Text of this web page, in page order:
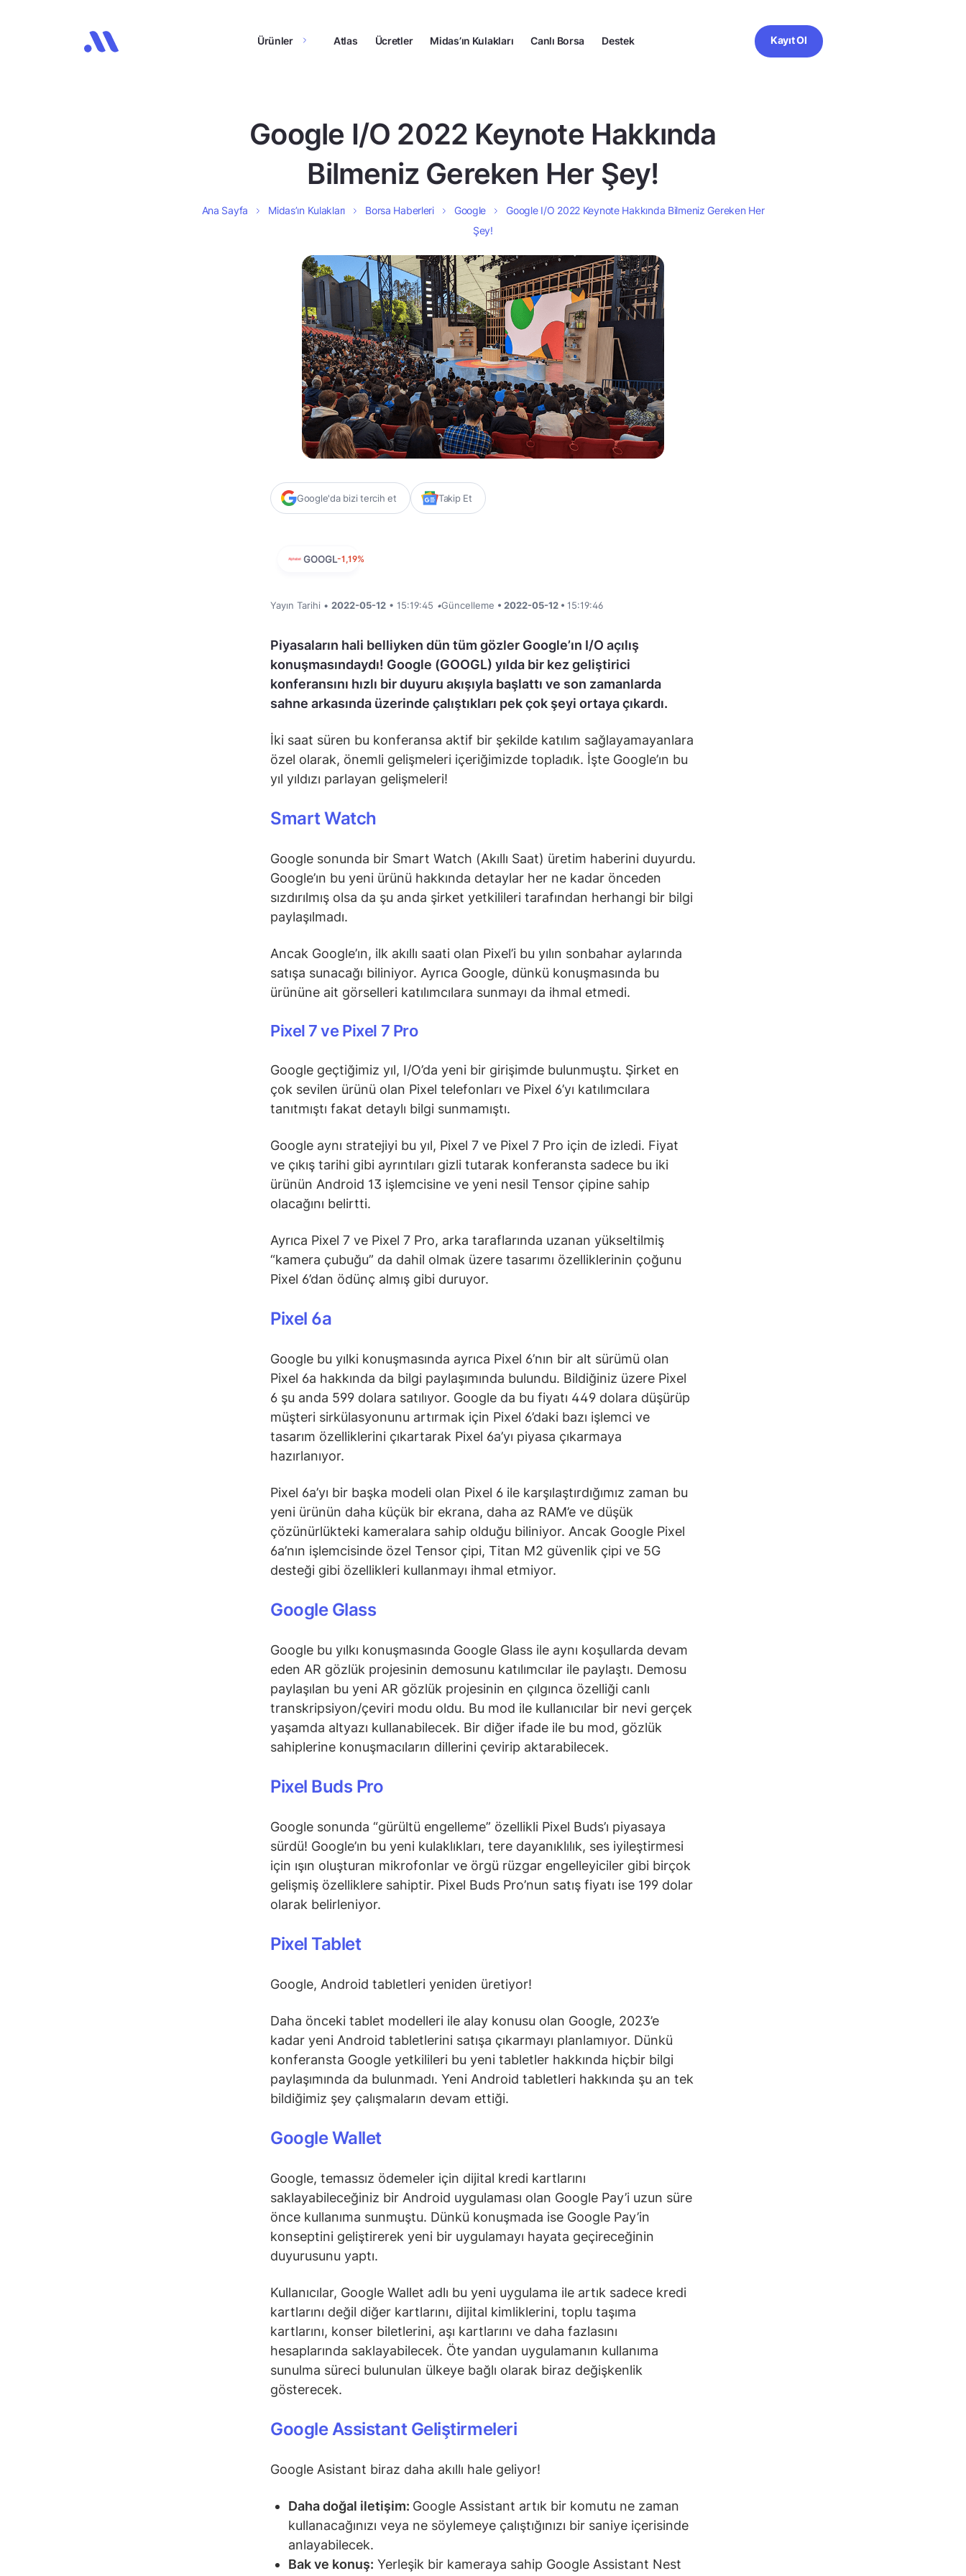
Ürünler Atlas Ücretler Midas’ın Kulakları Canlı Borsa Destek Kayıt Ol
Google I/O 2022 Keynote Hakkında
Bilmeniz Gereken Her Şey!
Ana Sayfa Midas’ın Kulakları Borsa Haberleri Google
Google I/O 2022 Keynote Hakkında Bilmeniz Gereken Her
Şey!
Google'da bizi tercih et Takip Et
GOOGL-1,19%
Yayın Tarihi • 2022-05-12 • 15:19:45 •Güncelleme • 2022-05-12 • 15:19:46
Piyasaların hali belliyken dün tüm gözler Google’ın I/O açılış
konuşmasındaydı! Google (GOOGL) yılda bir kez geliştirici
konferansını hızlı bir duyuru akışıyla başlattı ve son zamanlarda
sahne arkasında üzerinde çalıştıkları pek çok şeyi ortaya çıkardı.
İki saat süren bu konferansa aktif bir şekilde katılım sağlayamayanlara
özel olarak, önemli gelişmeleri içeriğimizde topladık. İşte Google’ın bu
yıl yıldızı parlayan gelişmeleri!
Smart Watch
Google sonunda bir Smart Watch (Akıllı Saat) üretim haberini duyurdu.
Google’ın bu yeni ürünü hakkında detaylar her ne kadar önceden
sızdırılmış olsa da şu anda şirket yetkilileri tarafından herhangi bir bilgi
paylaşılmadı.
Ancak Google’ın, ilk akıllı saati olan Pixel’i bu yılın sonbahar aylarında
satışa sunacağı biliniyor. Ayrıca Google, dünkü konuşmasında bu
ürününe ait görselleri katılımcılara sunmayı da ihmal etmedi.
Pixel 7 ve Pixel 7 Pro
Google geçtiğimiz yıl, I/O’da yeni bir girişimde bulunmuştu. Şirket en
çok sevilen ürünü olan Pixel telefonları ve Pixel 6’yı katılımcılara
tanıtmıştı fakat detaylı bilgi sunmamıştı.
Google aynı stratejiyi bu yıl, Pixel 7 ve Pixel 7 Pro için de izledi. Fiyat
ve çıkış tarihi gibi ayrıntıları gizli tutarak konferansta sadece bu iki
ürünün Android 13 işlemcisine ve yeni nesil Tensor çipine sahip
olacağını belirtti.
Ayrıca Pixel 7 ve Pixel 7 Pro, arka taraflarında uzanan yükseltilmiş
“kamera çubuğu” da dahil olmak üzere tasarımı özelliklerinin çoğunu
Pixel 6’dan ödünç almış gibi duruyor.
Pixel 6a
Google bu yılki konuşmasında ayrıca Pixel 6’nın bir alt sürümü olan
Pixel 6a hakkında da bilgi paylaşımında bulundu. Bildiğiniz üzere Pixel
6 şu anda 599 dolara satılıyor. Google da bu fiyatı 449 dolara düşürüp
müşteri sirkülasyonunu artırmak için Pixel 6’daki bazı işlemci ve
tasarım özelliklerini çıkartarak Pixel 6a’yı piyasa çıkarmaya
hazırlanıyor.
Pixel 6a’yı bir başka modeli olan Pixel 6 ile karşılaştırdığımız zaman bu
yeni ürünün daha küçük bir ekrana, daha az RAM’e ve düşük
çözünürlükteki kameralara sahip olduğu biliniyor. Ancak Google Pixel
6a’nın işlemcisinde özel Tensor çipi, Titan M2 güvenlik çipi ve 5G
desteği gibi özellikleri kullanmayı ihmal etmiyor.
Google Glass
Google bu yılkı konuşmasında Google Glass ile aynı koşullarda devam
eden AR gözlük projesinin demosunu katılımcılar ile paylaştı. Demosu
paylaşılan bu yeni AR gözlük projesinin en çılgınca özelliği canlı
transkripsiyon/çeviri modu oldu. Bu mod ile kullanıcılar bir nevi gerçek
yaşamda altyazı kullanabilecek. Bir diğer ifade ile bu mod, gözlük
sahiplerine konuşmacıların dillerini çevirip aktarabilecek.
Pixel Buds Pro
Google sonunda “gürültü engelleme” özellikli Pixel Buds’ı piyasaya
sürdü! Google’ın bu yeni kulaklıkları, tere dayanıklılık, ses iyileştirmesi
için ışın oluşturan mikrofonlar ve örgü rüzgar engelleyiciler gibi birçok
gelişmiş özelliklere sahiptir. Pixel Buds Pro’nun satış fiyatı ise 199 dolar
olarak belirleniyor.
Pixel Tablet
Google, Android tabletleri yeniden üretiyor!
Daha önceki tablet modelleri ile alay konusu olan Google, 2023’e
kadar yeni Android tabletlerini satışa çıkarmayı planlamıyor. Dünkü
konferansta Google yetkilileri bu yeni tabletler hakkında hiçbir bilgi
paylaşımında da bulunmadı. Yeni Android tabletleri hakkında şu an tek
bildiğimiz şey çalışmaların devam ettiği.
Google Wallet
Google, temassız ödemeler için dijital kredi kartlarını
saklayabileceğiniz bir Android uygulaması olan Google Pay’i uzun süre
önce kullanıma sunmuştu. Dünkü konuşmada ise Google Pay’in
konseptini geliştirerek yeni bir uygulamayı hayata geçireceğinin
duyurusunu yaptı.
Kullanıcılar, Google Wallet adlı bu yeni uygulama ile artık sadece kredi
kartlarını değil diğer kartlarını, dijital kimliklerini, toplu taşıma
kartlarını, konser biletlerini, aşı kartlarını ve daha fazlasını
hesaplarında saklayabilecek. Öte yandan uygulamanın kullanıma
sunulma süreci bulunulan ülkeye bağlı olarak biraz değişkenlik
gösterecek.
Google Assistant Geliştirmeleri
Google Asistant biraz daha akıllı hale geliyor!
Daha doğal iletişim: Google Assistant artık bir komutu ne zaman
kullanacağınızı veya ne söylemeye çalıştığınızı bir saniye içerisinde
anlayabilecek.
Bak ve konuş: Yerleşik bir kameraya sahip Google Assistant Nest